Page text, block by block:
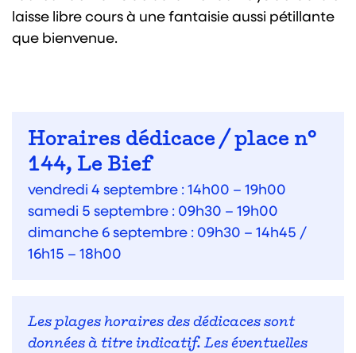
laisse libre cours à une fantaisie aussi pétillante
que bienvenue.
Horaires dédicace / place n°
144, Le Bief
vendredi 4 septembre : 14h00 – 19h00
samedi 5 septembre : 09h30 – 19h00
dimanche 6 septembre : 09h30 – 14h45 /
16h15 – 18h00
Les plages horaires des dédicaces sont
données à titre indicatif. Les éventuelles